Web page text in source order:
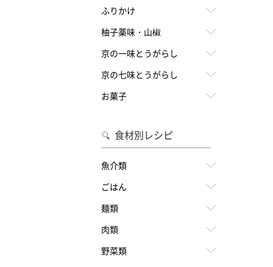
ふりかけ
柚子薬味・山椒
京の一味とうがらし
京の七味とうがらし
お菓子
食材別レシピ
魚介類
ごはん
麺類
肉類
野菜類